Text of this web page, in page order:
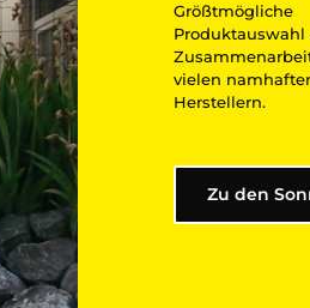
Größtmögliche
vielen
Herstellern.
Zu den